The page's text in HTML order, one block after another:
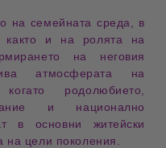
на семейната среда
, в
както и на ролята на
на неговия
атмосферата на
родолюбието,
и национално
в основни житейски
на цели поколения.